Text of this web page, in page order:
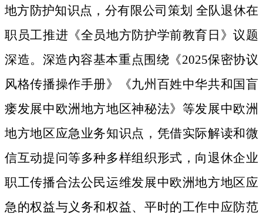
地方防护知识点，分有限公司策划 全队退休在
职员工推进《全员地方防护学前教育日》议题
深造。深造內容基本重点围绕《2025保密协议
风格传播操作手册》《九州百姓中华共和国盲
瘘发展中欧洲地方地区神秘法》等发展中欧洲
地方地区应急业务知识点，凭借实际解读和微
信互动提问等多种多样组织形式，向退休企业
职工传播合法公民运维发展中欧洲地方地区应
急的权益与义务和权益、平时的工作中应防范